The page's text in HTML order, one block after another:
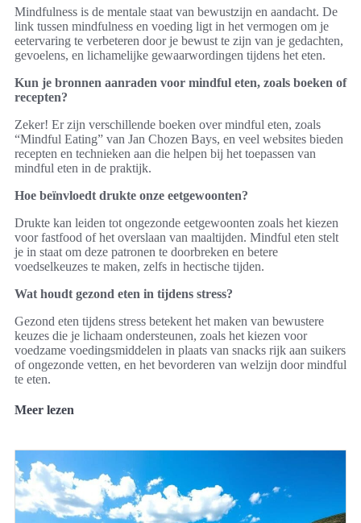
Mindfulness is de mentale staat van bewustzijn en aandacht. De
link tussen mindfulness en voeding ligt in het vermogen om je
eetervaring te verbeteren door je bewust te zijn van je gedachten,
gevoelens, en lichamelijke gewaarwordingen tijdens het eten.
Kun je bronnen aanraden voor mindful eten, zoals boeken of
recepten?
Zeker! Er zijn verschillende boeken over mindful eten, zoals
“Mindful Eating” van Jan Chozen Bays, en veel websites bieden
recepten en technieken aan die helpen bij het toepassen van
mindful eten in de praktijk.
Hoe beïnvloedt drukte onze eetgewoonten?
Drukte kan leiden tot ongezonde eetgewoonten zoals het kiezen
voor fastfood of het overslaan van maaltijden. Mindful eten stelt
je in staat om deze patronen te doorbreken en betere
voedselkeuzes te maken, zelfs in hectische tijden.
Wat houdt gezond eten in tijdens stress?
Gezond eten tijdens stress betekent het maken van bewustere
keuzes die je lichaam ondersteunen, zoals het kiezen voor
voedzame voedingsmiddelen in plaats van snacks rijk aan suikers
of ongezonde vetten, en het bevorderen van welzijn door mindful
te eten.
Meer lezen